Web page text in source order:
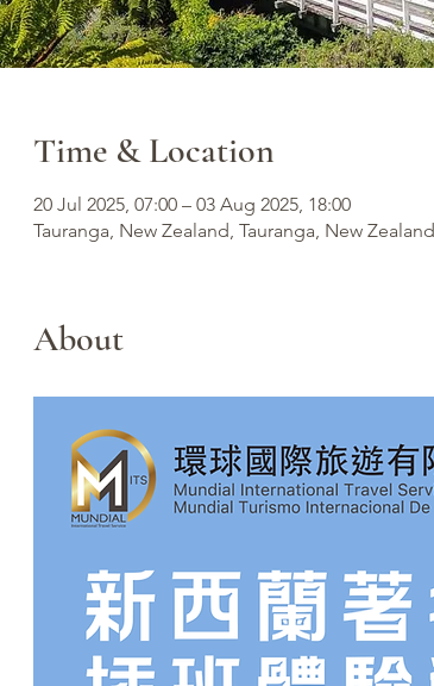
Time & Location
20 Jul 2025, 07:00 – 03 Aug 2025, 18:00
Tauranga, New Zealand, Tauranga, New Zealand
About